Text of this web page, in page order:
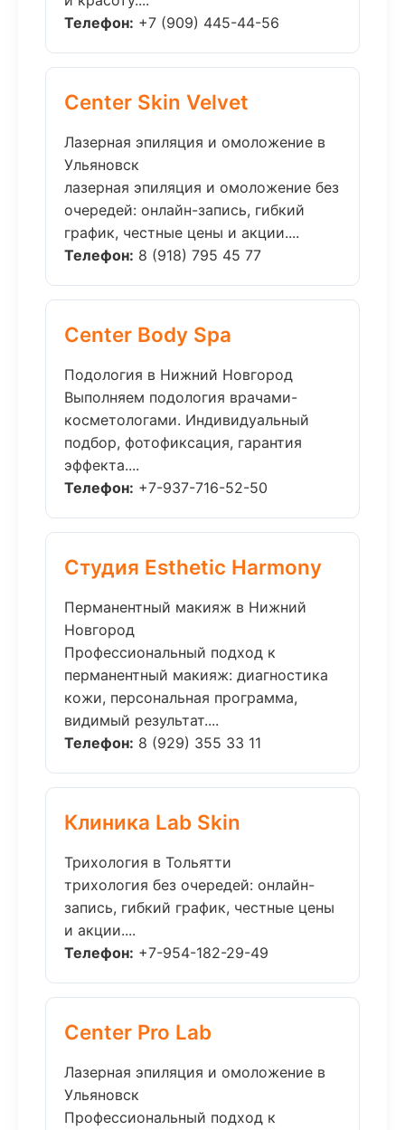
Телефон: +7 (909) 445-44-56
Center Skin Velvet
Лазерная эпиляция и омоложение в
Ульяновск
лазерная эпиляция и омоложение без
очередей: онлайн-запись, гибкий
график, честные цены и акции....
Телефон: 8 (918) 795 45 77
Center Body Spa
Подология в Нижний Новгород
Выполняем подология врачами-
косметологами. Индивидуальный
подбор, фотофиксация, гарантия
эффекта....
Телефон: +7-937-716-52-50
Студия Esthetic Harmony
Перманентный макияж в Нижний
Новгород
Профессиональный подход к
перманентный макияж: диагностика
кожи, персональная программа,
видимый результат....
Телефон: 8 (929) 355 33 11
Клиника Lab Skin
Трихология в Тольятти
трихология без очередей: онлайн-
запись, гибкий график, честные цены
и акции....
Телефон: +7-954-182-29-49
Center Pro Lab
Лазерная эпиляция и омоложение в
Ульяновск
Профессиональный подход к